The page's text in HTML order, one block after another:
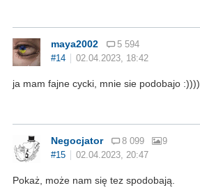
maya2002
5 594
#14
02.04.2023, 18:42
ja mam fajne cycki, mnie sie podobajo :))))
Negocjator 8 099
9
#15
02.04.2023, 20:47
Pokaż, może nam się tez spodobają.